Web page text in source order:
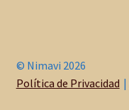
© Nimavi 2026
Política de Privacidad